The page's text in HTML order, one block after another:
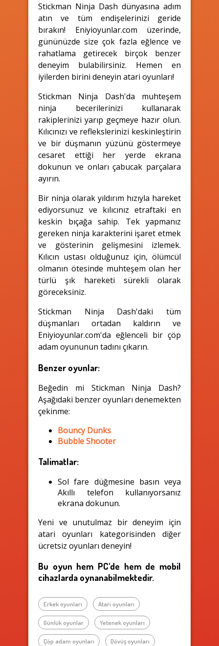
Stickman Ninja Dash dünyasına adım
atın ve tüm endişelerinizi geride
bırakın! Eniyioyunlar.com üzerinde,
gününüzde size çok fazla eğlence ve
rahatlama getirecek birçok benzer
deneyim bulabilirsiniz. Hemen en
iyilerden birini deneyin atari oyunları!
Stickman Ninja Dash'da muhteşem
ninja becerilerinizi kullanarak
rakiplerinizi yarıp geçmeye hazır olun.
Kılıcınızı ve reflekslerinizi keskinleştirin
ve bir düşmanın yüzünü göstermeye
cesaret ettiği her yerde ekrana
dokunun ve onları çabucak parçalara
ayırın.
Bir ninja olarak yıldırım hızıyla hareket
ediyorsunuz ve kılıcınız etraftaki en
keskin bıçağa sahip. Tek yapmanız
gereken ninja karakterini işaret etmek
ve gösterinin gelişmesini izlemek.
Kılıcın ustası olduğunuz için, ölümcül
olmanın ötesinde muhteşem olan her
türlü şık hareketi sürekli olarak
göreceksiniz.
Stickman Ninja Dash'daki tüm
düşmanları ortadan kaldırın ve
Eniyioyunlar.com'da eğlenceli bir çöp
adam oyununun tadını çıkarın.
Benzer oyunlar:
Beğedin mi Stickman Ninja Dash?
Aşağıdaki benzer oyunları denemekten
çekinme:
Bouncy Dunks
Bubble Shooter
Talimatlar:
Sol fare düğmesine basın veya
Akıllı telefon kullanıyorsanız
ekrana dokunun.
Yeni ve unutulmaz bir deneyim için
atari oyunları kategorisinden diğer
ücretsiz oyunları deneyin!
Bu oyun hem PC'de hem de mobil
cihazlarda oynanabilmektedir.
Erkek oyunları Atari oyunları
Günlük oyunlar Yetenek oyunları
Çöp adam oyunları Dövüş oyunları